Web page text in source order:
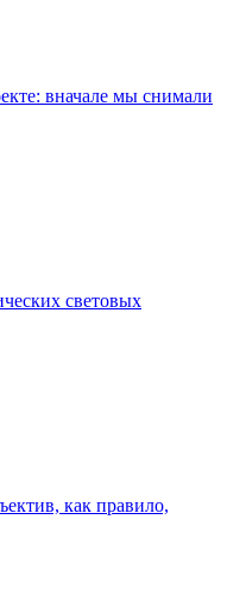
вначале мы снимали
световых
как правило,